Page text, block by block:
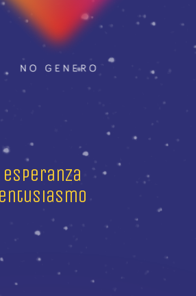
esperanza
entusiasmo